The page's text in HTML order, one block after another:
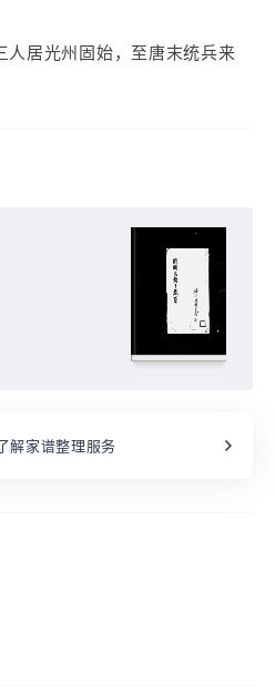
人居光州固始，至唐末统兵来
解家谱整理服务